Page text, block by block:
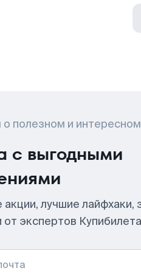
полезном и интересном
с выгодными
лучшие лайфхаки,
экспертов Купибилета